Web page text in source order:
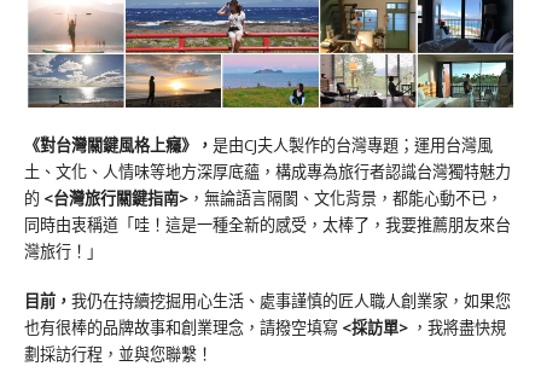
《對台灣關鍵風格上癮》 ， 是由CJ夫人製作的台灣專題；運用台灣風
土、文化、人情味等地方深厚底蘊，構成專為旅行者認識台灣獨特魅力
的 <台灣旅行關鍵指南> ，無論語言隔閡、文化背景，都能心動不已，
同時由衷稱道「哇！這是一種全新的感受，太棒了，我要推薦朋友來台
灣旅行！」
目前， 我仍在持續挖掘用心生活、處事謹慎的匠人職人創業家，如果您
也有很棒的品牌故事和創業理念，請撥空填寫 <採訪單> ，我將盡快規
劃採訪行程，並與您聯繫！